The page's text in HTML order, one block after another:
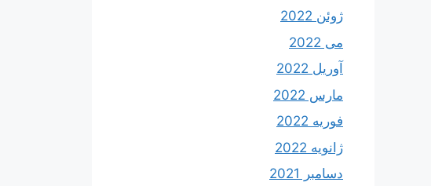
ژوئن 2022
می 2022
آوریل 2022
مارس 2022
فوریه 2022
ژانویه 2022
دسامبر 2021